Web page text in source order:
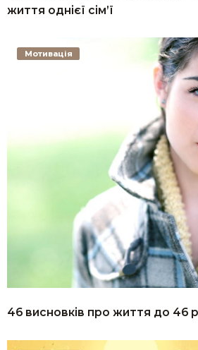
життя однієї сім’ї
46 висновків про життя до 46
Мотивація